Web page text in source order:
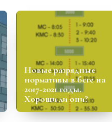
Новые разрядные
нормативы в беге на
2017-2021 годы.
Хороши ли они?